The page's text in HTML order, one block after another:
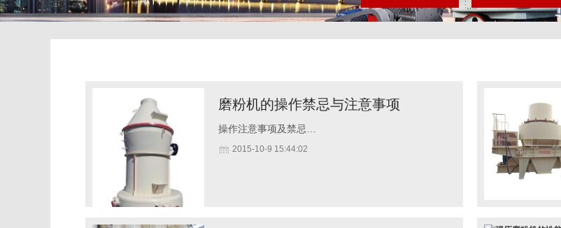
磨粉机的操作禁忌与注意事项
操作注意事项及禁忌…
2015-10-9 15:44:02